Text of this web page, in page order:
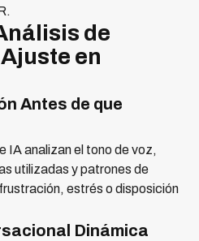
de
en
Antes de que
IA analizan el tono de voz,
utilizadas y patrones de
estrés o disposición
Dinámica